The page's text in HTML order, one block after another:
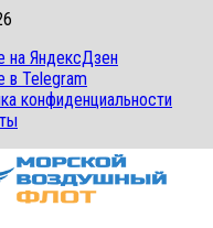
на ЯндексДзен
в Telegram
конфиденциальности